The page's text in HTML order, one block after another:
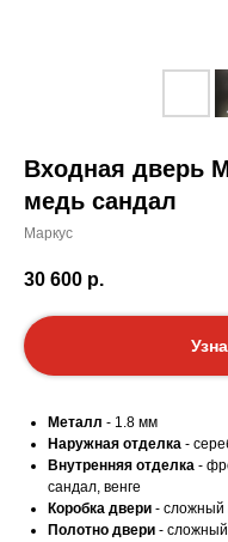
Входная дверь
медь сандал
Маркус
30 600 р.
Металл - 1.8 мм
Наружная отделка -
Внутренняя отделка -
сандал, венге
Коробка двери - сложный
Полотно двери -